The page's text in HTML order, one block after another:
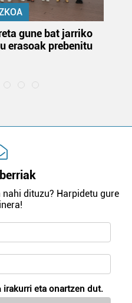
gune bat jarriko
erasoak prebenitu
dituzu? Harpidetu gure
irakurri eta onartzen dut.